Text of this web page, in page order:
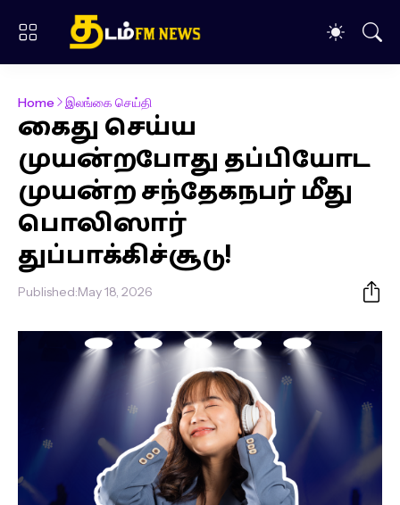
Home இலங்கை செய்தி
கைது செய்ய
முயன்றபோது தப்பியோட
முயன்ற சந்தேகநபர் மீது
பொலிஸார்
துப்பாக்கிச்சூடு!
Published:May 18, 2026